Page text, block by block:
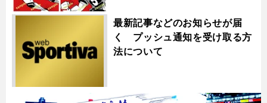
最新記事などのお知らせが届
く プッシュ通知を受け取る方
法について